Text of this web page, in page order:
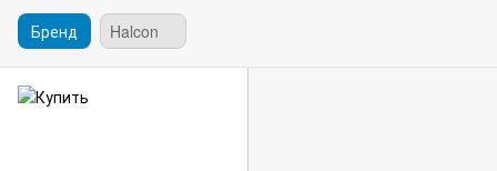
Бренд Halcon